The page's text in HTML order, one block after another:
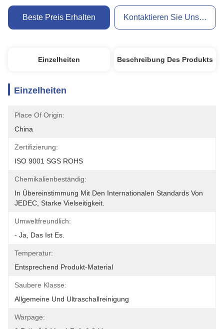
Beste Preis Erhalten Kontaktieren Sie Uns Jetzt
Einzelheiten Beschreibung Des Produkts
Einzelheiten
Place Of Origin:
China
Zertifizierung:
ISO 9001 SGS ROHS
Chemikalienbeständig:
In Übereinstimmung Mit Den Internationalen Standards Von
JEDEC, Starke Vielseitigkeit.
Umweltfreundlich:
- Ja, Das Ist Es.
Temperatur:
Entsprechend Produkt-Material
Saubere Klasse:
Allgemeine Und Ultraschallreinigung
Warpage: